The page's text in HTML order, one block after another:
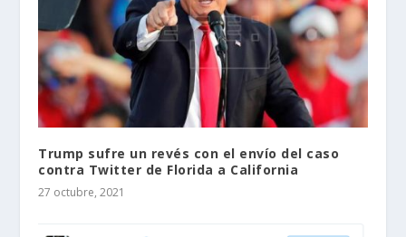
Trump sufre un revés con el envío del caso
contra Twitter de Florida a California
27 octubre, 2021